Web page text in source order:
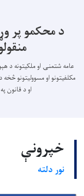
د محکمو پر
عامه شتمنۍ او ملکیتونه د
مکلفیتونو او مسوولیتونو
او د قانون
خپرونې
نور دلته